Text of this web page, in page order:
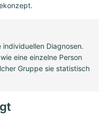
Diagnosen.
eine einzelne Person
Gruppe sie statistisch